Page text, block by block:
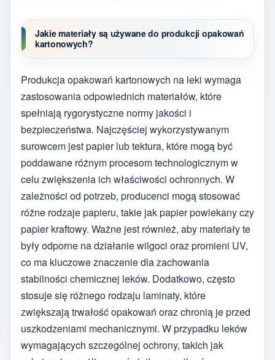
Jakie materiały są używane do produkcji opakowań
kartonowych?
Produkcja opakowań kartonowych na leki wymaga
zastosowania odpowiednich materiałów, które
spełniają rygorystyczne normy jakości i
bezpieczeństwa. Najczęściej wykorzystywanym
surowcem jest papier lub tektura, które mogą być
poddawane różnym procesom technologicznym w
celu zwiększenia ich właściwości ochronnych. W
zależności od potrzeb, producenci mogą stosować
różne rodzaje papieru, takie jak papier powlekany czy
papier kraftowy. Ważne jest również, aby materiały te
były odporne na działanie wilgoci oraz promieni UV,
co ma kluczowe znaczenie dla zachowania
stabilności chemicznej leków. Dodatkowo, często
stosuje się różnego rodzaju laminaty, które
zwiększają trwałość opakowań oraz chronią je przed
uszkodzeniami mechanicznymi. W przypadku leków
wymagających szczególnej ochrony, takich jak